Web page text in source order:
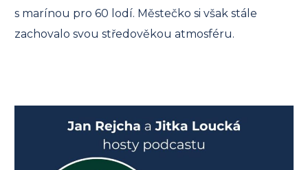
s marínou pro 60 lodí. Městečko si však stále
zachovalo svou středověkou atmosféru.